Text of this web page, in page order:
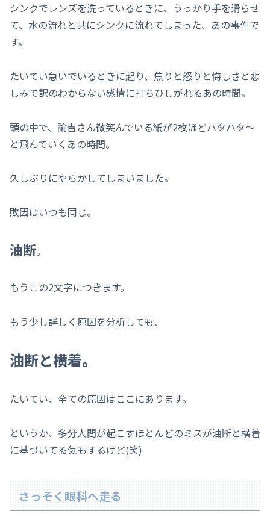
シンクでレンズを洗っているときに、うっかり手を滑らせ
て、水の流れと共にシンクに流れてしまった、あの事件で
す。
たいてい急いでいるときに起り、焦りと怒りと悔しさと悲
しみで訳のわからない感情に打ちひしがれるあの時間。
頭の中で、諭吉さん微笑んでいる紙が2枚ほどハタハタ～
と飛んでいくあの時間。
久しぶりにやらかしてしまいました。
敗因はいつも同じ。
油断。
もうこの2文字につきます。
もう少し詳しく原因を分析しても、
油断と横着。
たいてい、全ての原因はここにあります。
というか、多分人間が起こすほとんどのミスが油断と横着
に基づいてる気もするけど(笑)
さっそく眼科へ走る